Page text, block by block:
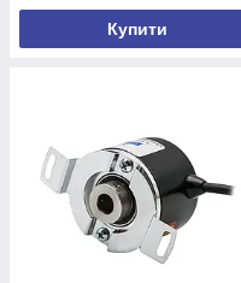
Кодування
Швидкість оновлення
даних
Купити